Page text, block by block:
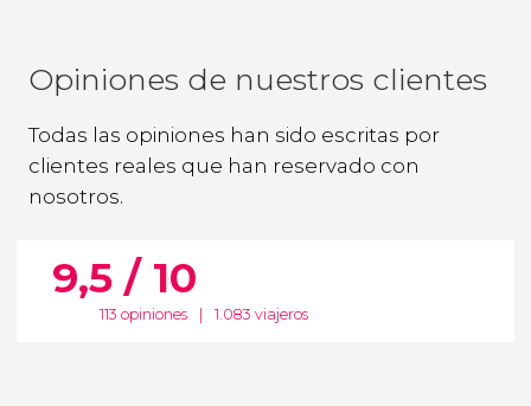
Opiniones de nuestros clientes
Todas las opiniones han sido escritas por
clientes reales que han reservado con
nosotros.
9,5 / 10
113 opiniones 1.083 viajeros